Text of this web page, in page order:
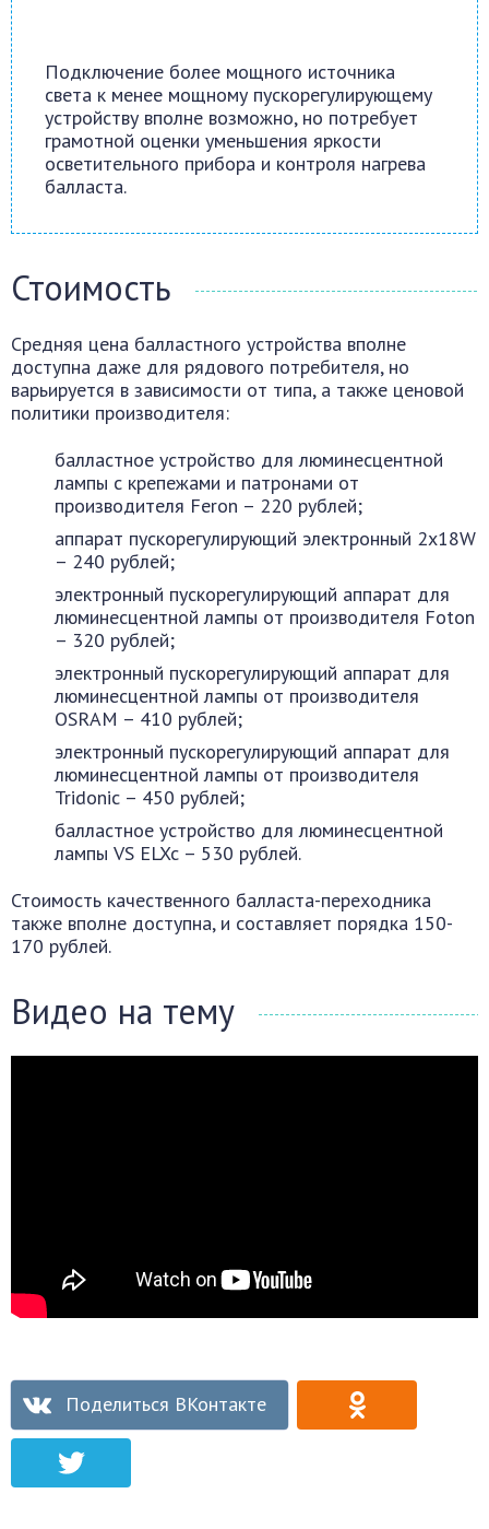
Подключение более мощного источника
света к менее мощному пускорегулирующему
устройству вполне возможно, но потребует
грамотной оценки уменьшения яркости
осветительного прибора и контроля нагрева
балласта.
Стоимость
Средняя цена балластного устройства вполне
доступна даже для рядового потребителя, но
варьируется в зависимости от типа, а также ценовой
политики производителя:
балластное устройство для люминесцентной
лампы с крепежами и патронами от
производителя Feron – 220 рублей;
аппарат пускорегулирующий электронный 2х18W
– 240 рублей;
электронный пускорегулирующий аппарат для
люминесцентной лампы от производителя Foton
– 320 рублей;
электронный пускорегулирующий аппарат для
люминесцентной лампы от производителя
OSRAM – 410 рублей;
электронный пускорегулирующий аппарат для
люминесцентной лампы от производителя
Tridonic – 450 рублей;
балластное устройство для люминесцентной
лампы VS ELXc – 530 рублей.
Стоимость качественного балласта-переходника
также вполне доступна, и составляет порядка 150-
170 рублей.
Видео на тему
Поделиться ВКонтакте